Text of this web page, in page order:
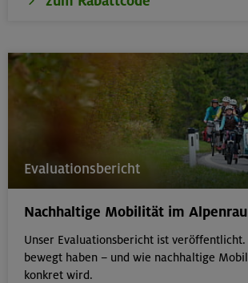
Evaluationsbericht
Nachhaltige Mobilität im
Unser Evaluationsbericht ist
bewegt haben – und wie nachhaltige
konkret wird.